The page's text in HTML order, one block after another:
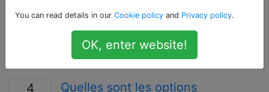
climatisation, la lumière, les systèmes audio-vidéo, la
sécurité, les interphones et la robotique domestique.
Pour les questions liées à l'Internet des objets, pensez
à les poser sur le site IoT (iot.stackexchange.com).
4
Quelles sont les options
You can read details in our Cookie policy and Privacy policy.
OK, enter website!